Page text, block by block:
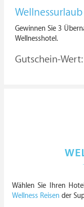
Gewinnen Sie 3
Wellnesshotel.
Gutschein-Wert:
Wählen Sie Ihren
Wellness Reisen der